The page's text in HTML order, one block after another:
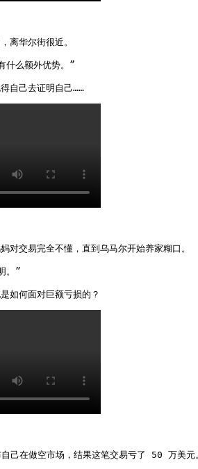
离华尔街很近。
什么额外优势。”
自己去证明自己……
对交易完全不懂，直到乌马尔开始养家糊口。
。”
如何面对巨额亏损的？
己在做空市场，结果这笔交易亏了 50 万美元